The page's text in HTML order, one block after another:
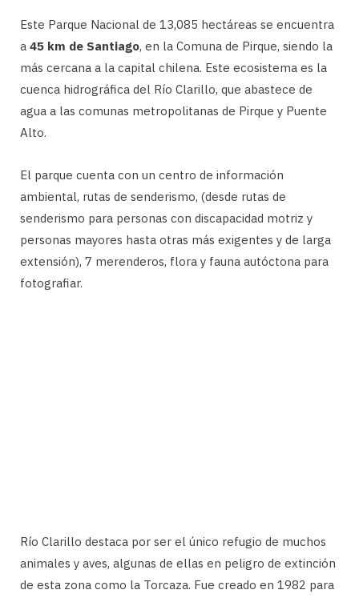
Este Parque Nacional de 13,085 hectáreas se encuentra
a 45 km de Santiago, en la Comuna de Pirque, siendo la
más cercana a la capital chilena. Este ecosistema es la
cuenca hidrográfica del Río Clarillo, que abastece de
agua a las comunas metropolitanas de Pirque y Puente
Alto.
El parque cuenta con un centro de información
ambiental, rutas de senderismo, (desde rutas de
senderismo para personas con discapacidad motriz y
personas mayores hasta otras más exigentes y de larga
extensión), 7 merenderos, flora y fauna autóctona para
fotografiar.
Río Clarillo destaca por ser el único refugio de muchos
animales y aves, algunas de ellas en peligro de extinción
de esta zona como la Torcaza. Fue creado en 1982 para